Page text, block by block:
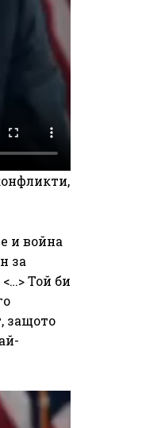
и война
за
Той би
защото